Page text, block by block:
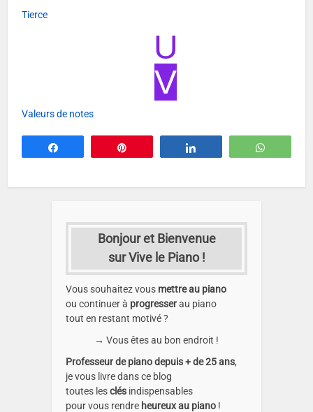
Tierce
U
V
Valeurs de notes
Bonjour et Bienvenue
sur Vive le Piano !
Vous souhaitez vous mettre au piano
ou continuer à progresserau piano
tout en restant motivé ?
→ Vous êtes au bon endroit !
Professeur de piano depuis + de 25 ans,
je vous livre dans ce blog
toutes lesclés indispensables
pour vous rendre heureux au piano !